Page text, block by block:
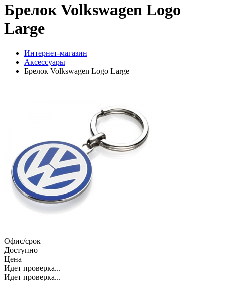
Брелок Volkswagen Logo
Large
Интернет-магазин
Аксессуары
Брелок Volkswagen Logo Large
Офис/срок
Доступно
Цена
Идет проверка...
Идет проверка...